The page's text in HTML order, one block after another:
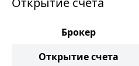
Брокер
Открытие счета